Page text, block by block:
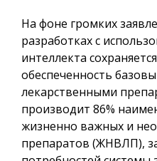
На фоне громких
разработках с
интеллекта
обеспеченность
лекарственными
производит 86%
жизненно важных и
препаратов (ЖНВЛП),